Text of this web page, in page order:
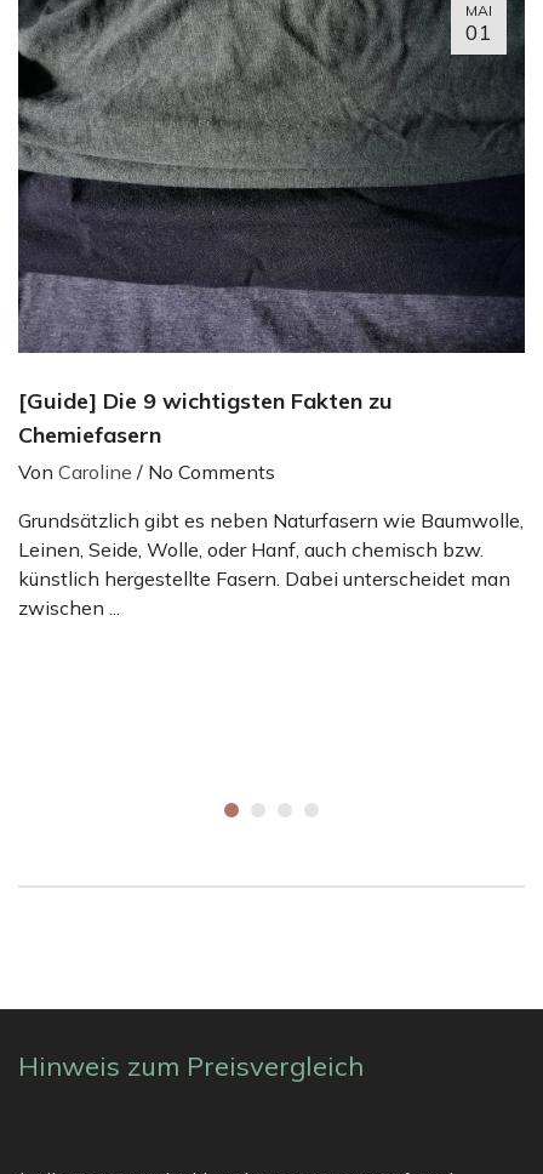
MAI
01
[Guide] Die 9 wichtigsten Fakten zu
Chemiefasern
Von Caroline / No Comments
Grundsätzlich gibt es neben Naturfasern wie Baumwolle,
Leinen, Seide, Wolle, oder Hanf, auch chemisch bzw.
künstlich hergestellte Fasern. Dabei unterscheidet man
zwischen ...
Hinweis zum Preisvergleich